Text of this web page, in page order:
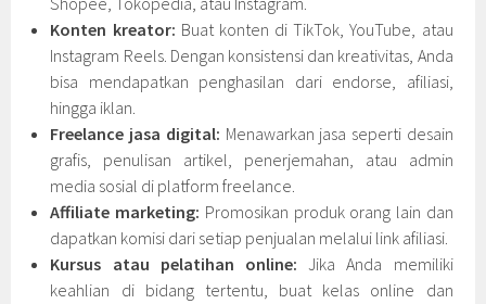
Konten kreator: Buat konten di TikTok, YouTube, atau
Instagram Reels. Dengan konsistensi dan kreativitas, Anda
bisa mendapatkan penghasilan dari endorse, afiliasi,
hingga iklan.
Freelance jasa digital: Menawarkan jasa seperti desain
grafis, penulisan artikel, penerjemahan, atau admin
media sosial di platform freelance.
Affiliate marketing: Promosikan produk orang lain dan
dapatkan komisi dari setiap penjualan melalui link afiliasi.
Kursus atau pelatihan online: Jika Anda memiliki
keahlian di bidang tertentu, buat kelas online dan